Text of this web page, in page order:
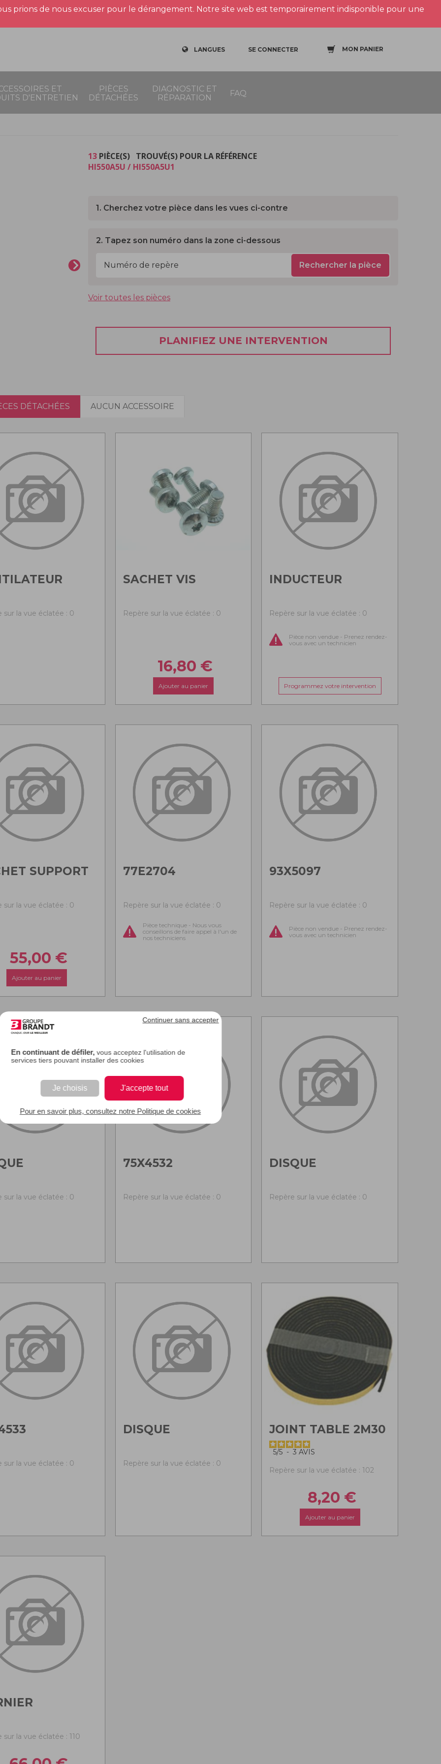
En continuant de défiler, vous acceptez l'utilisation de
services tiers pouvant installer des cookies
Je choisis J'accepte tout
Continuer sans accepter
Pour en savoir plus, consultez notre Politique de cookies
prions de nous excuser pour le dérangement. Notre site web est temporairement indisponible pour une
LANGUES SE CONNECTER MON PANIER
ET
D'ENTRETIEN
PIÈCES
DÉTACHÉES
DIAGNOSTIC ET
RÉPARATION
FAQ
13 PIÈCE(S) TROUVÉ(S) POUR LA RÉFÉRENCE
HI550A5U / HI550A5U1
1. Cherchez votre pièce dans les vues ci-contre
2. Tapez son numéro dans la zone ci-dessous
Rechercher la pièce
Voir toutes les pièces
PLANIFIEZ UNE INTERVENTION
DÉTACHÉES AUCUN ACCESSOIRE
sur la vue éclatée : 0
SACHET VIS
Repère sur la vue éclatée : 0
16,80 €
Ajouter au panier
INDUCTEUR
Repère sur la vue éclatée : 0
Pièce non vendue - Prenez rendez-
vous avec un technicien
Programmez votre intervention
SUPPORT
sur la vue éclatée : 0
55,00 €
Ajouter au panier
77E2704
Repère sur la vue éclatée : 0
Pièce technique - Nous vous
conseillons de faire appel à l'un de
nos techniciens
93X5097
Repère sur la vue éclatée : 0
Pièce non vendue - Prenez rendez-
vous avec un technicien
sur la vue éclatée : 0
75X4532
Repère sur la vue éclatée : 0
DISQUE
Repère sur la vue éclatée : 0
sur la vue éclatée : 0
DISQUE
Repère sur la vue éclatée : 0
JOINT TABLE 2M30
5/5 - 3AVIS
Repère sur la vue éclatée : 102
8,20 €
Ajouter au panier
sur la vue éclatée : 110